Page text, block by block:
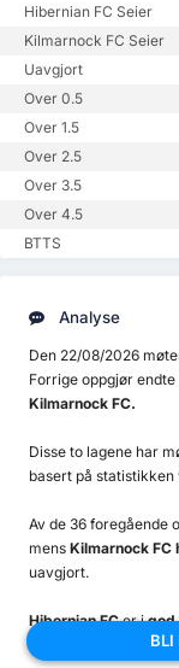
Hibernian FC Seier
Kilmarnock FC Seier
Uavgjort
Over 0.5
Over 1.5
Over 2.5
Over 3.5
Over 4.5
BTTS
Analyse
Den 22/08/2026
Forrige oppgjør
Kilmarnock FC.
Disse to lagene har
basert på statistikken
Av de 36 foregående
mens Kilmarnock FC
uavgjort.
Hibernian FCer igod
god på bortebane.
BLI